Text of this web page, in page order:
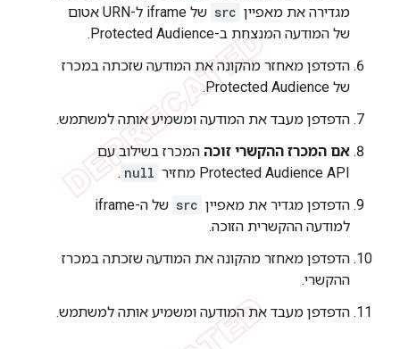
מגדירה את מאפיין src
של iframe ל-URN אטום
של המודעה המנצחת ב-Protected Audience.
הדפדפן מאחזר מהקונה את המודעה שזכתה במכרז
של Protected Audience.
הדפדפן מעבד את המודעה ומשמיע אותה למשתמש.
אם המכרז ההקשרי זוכה המכרז בשילוב עם
Protected Audience API מחזיר
null
.
הדפדפן מגדיר את מאפיין src
של ה-iframe
למודעה ההקשרית הזוכה.
הדפדפן מאחזר מהקונה את המודעה שזכתה במכרז
ההקשרי.
הדפדפן מעבד את המודעה ומשמיע אותה למשתמש.